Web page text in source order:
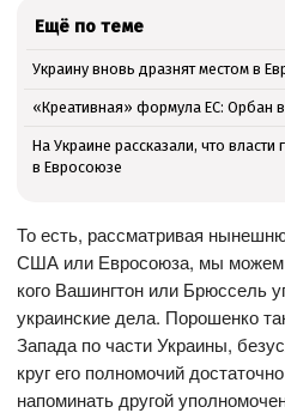
Ещё по теме
Украину вновь дразнят местом в
«Креативная» формула ЕС: Орбан
На Украине рассказали, что
в Евросоюзе
То есть, рассматривая
США или Евросоюза, мы можем
кого Вашингтон или Брюссель
украинские дела. Порошенко
Запада по части Украины,
круг его полномочий
напоминать другой